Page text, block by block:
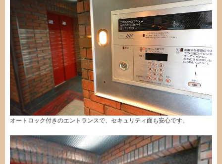
オートロック付きのエントランスで、セキュリティ面も安心です。